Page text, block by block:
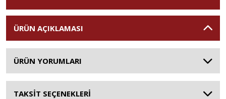
ÜRÜN AÇIKLAMASI
ÜRÜN YORUMLARI
TAKSİT SEÇENEKLERİ